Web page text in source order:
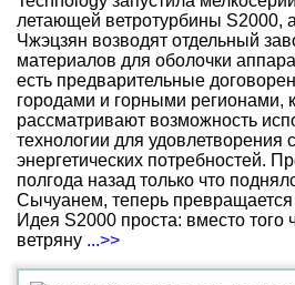
летающей ветротурбины S2000,
Чжэцзян возводят отдельный
материалов для оболочки
есть предварительные
городами и горными регионами,
рассматривают возможность
технологии для удовлетворения
энергетических потребностей.
полгода назад только что
Сычуанем, теперь превращается
Идея S2000 проста: вместо того
ветряну ...>>